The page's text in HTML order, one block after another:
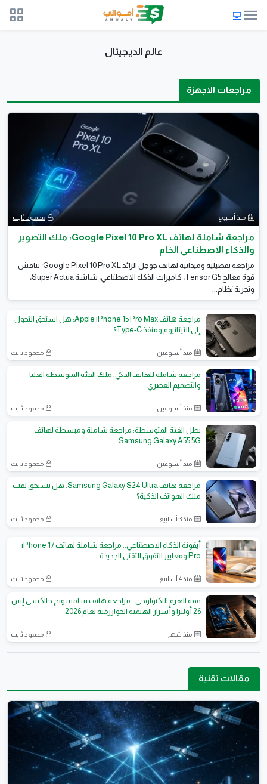
عالم الديجيتال
مراجعات الاجهزة
منذ أسبوع محمود ثابت
مراجعة شاملة لهاتف Google Pixel 10 Pro XL: ملك التصوير
والذكاء الاصطناعي الخام
​مراجعة تفصيلية وميدانية لهاتف جوجل الرائد Google Pixel 10 Pro XL؛ نناقش
قوة معالج Tensor G5، كاميرات الذكاء الاصطناعي، شاشة Super Actua،
وتجربة نظام...
مراجعة هاتف Apple iPhone 15 Pro Max: هل استحق التحول
إلى التيتانيوم ومنفذ Type-C؟
منذ أسبوعين محمود ثابت
مراجعة شاملة للهاتف الذكي: ملك الفئة المتوسطة العليا
والتصميم العصري
منذ أسبوعين محمود ثابت
بطل الفئة المتوسطة: مراجعة شاملة ومبسطة لهاتف
Samsung Galaxy A55 5G
منذ أسبوعين محمود ثابت
مراجعة هاتف Samsung Galaxy S24 Ultra: هل يستحق لقب
ملك الهواتف الذكية؟
منذ 3 أسابيع محمود ثابت
أيقونة الذكاء الاصطناعي.. مراجعة شاملة لهاتف iPhone 17
Pro ومعايير التفوق التقني الجديدة
منذ 4 أسابيع محمود ثابت
قمة الهرم التكنولوجي.. مراجعة هاتف سامسونج جالكسي إس
26 أولترا وأسرار الهيمنة الخوارزمية لعام 2026
منذ شهر محمود ثابت
مقالات تقنية